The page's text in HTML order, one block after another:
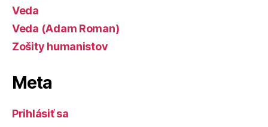
Veda
Veda (Adam Roman)
Zošity humanistov
Meta
Prihlásiť sa